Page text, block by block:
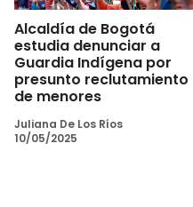
Alcaldía de Bogotá
estudia denunciar a
Guardia Indígena por
presunto reclutamiento
de menores
Juliana De Los Ríos
10/05/2025